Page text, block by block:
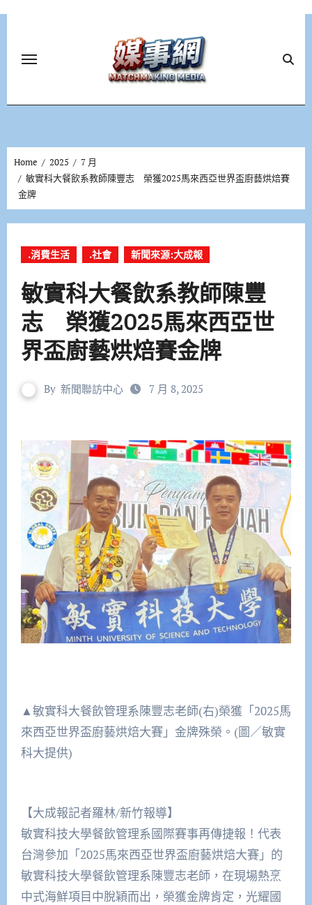
Home 2025
7 月
敏實科大餐飲系教師陳豐志 榮獲2025馬來西亞世界盃廚藝烘焙賽
金牌
.消費生活 .社會 新聞來源:大成報
敏實科大餐飲系教師陳豐
志 榮獲2025馬來西亞世
界盃廚藝烘焙賽金牌
By 新聞聯訪中心 7 月 8, 2025
▲敏實科大餐飲管理系陳豐志老師(右)榮獲「2025馬
來西亞世界盃廚藝烘焙大賽」金牌殊榮。(圖／敏實
科大提供)
【大成報記者羅林/新竹報導】
敏實科技大學餐飲管理系國際賽事再傳捷報！代表
台灣參加「2025馬來西亞世界盃廚藝烘焙大賽」的
敏實科技大學餐飲管理系陳豐志老師，在現場熱烹
中式海鮮項目中脫穎而出，榮獲金牌肯定，光耀國